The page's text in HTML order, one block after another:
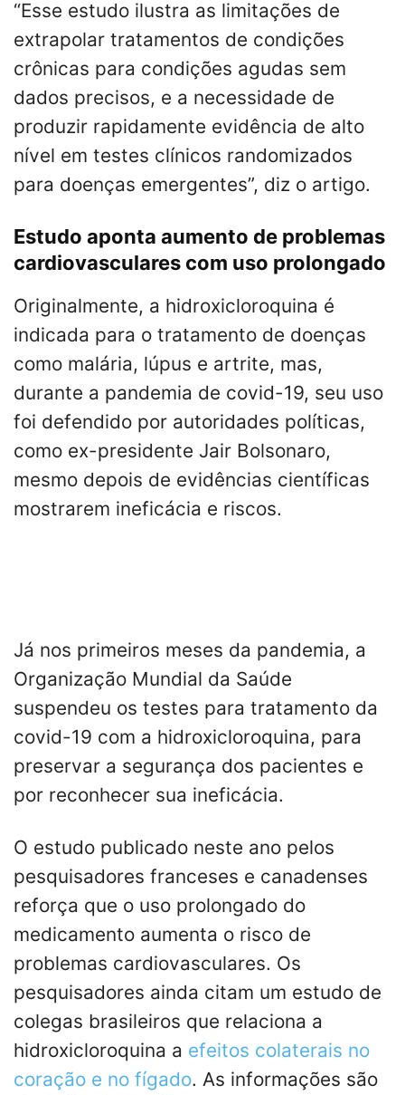
“Esse estudo ilustra as limitações de
extrapolar tratamentos de condições
crônicas para condições agudas sem
dados precisos, e a necessidade de
produzir rapidamente evidência de alto
nível em testes clínicos randomizados
para doenças emergentes”, diz o artigo.
Estudo aponta aumento de problemas
cardiovasculares com uso prolongado
Originalmente, a hidroxicloroquina é
indicada para o tratamento de doenças
como malária, lúpus e artrite, mas,
durante a pandemia de covid-19, seu uso
foi defendido por autoridades políticas,
como ex-presidente Jair Bolsonaro,
mesmo depois de evidências científicas
mostrarem ineficácia e riscos.
Já nos primeiros meses da pandemia, a
Organização Mundial da Saúde
suspendeu os testes para tratamento da
covid-19 com a hidroxicloroquina, para
preservar a segurança dos pacientes e
por reconhecer sua ineficácia.
O estudo publicado neste ano pelos
pesquisadores franceses e canadenses
reforça que o uso prolongado do
medicamento aumenta o risco de
problemas cardiovasculares. Os
pesquisadores ainda citam um estudo de
colegas brasileiros que relaciona a
hidroxicloroquina a efeitos colaterais no
coração e no fígado. As informações são